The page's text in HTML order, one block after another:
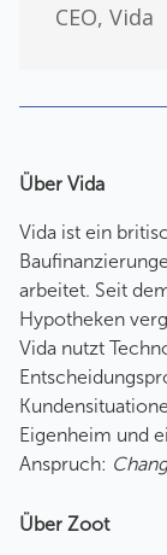
CEO, Vida
Über Vida
Vida ist ein
arbeitet. Seit
Hypotheken
Vida nutzt
Eigenheim und
Anspruch:
Über Zoot